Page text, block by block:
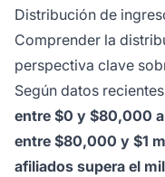
Distribución de
Comprender la
perspectiva clave
Según datos
entre $0 y $80,000
entre $80,000 y $1
afiliados supera el